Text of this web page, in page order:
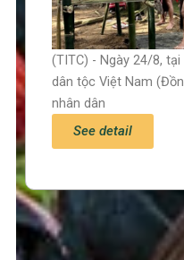
Trang chủ
(TITC) - Ngày 24/8,
dân tộc Việt Nam
nhân dân
See detail